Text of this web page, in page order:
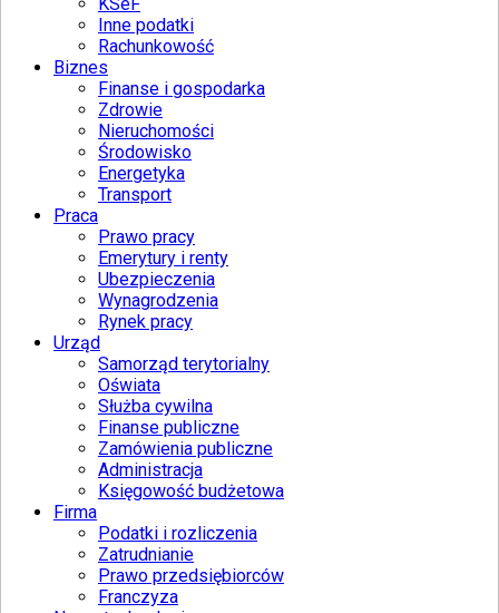
Inne podatki
Rachunkowość
Biznes
Finanse i gospodarka
Zdrowie
Nieruchomości
Środowisko
Energetyka
Transport
Praca
Prawo pracy
Emerytury i renty
Ubezpieczenia
Wynagrodzenia
Rynek pracy
Urząd
Samorząd terytorialny
Oświata
Służba cywilna
Finanse publiczne
Zamówienia publiczne
Administracja
Księgowość budżetowa
Firma
Podatki i rozliczenia
Zatrudnianie
Prawo przedsiębiorców
Franczyza